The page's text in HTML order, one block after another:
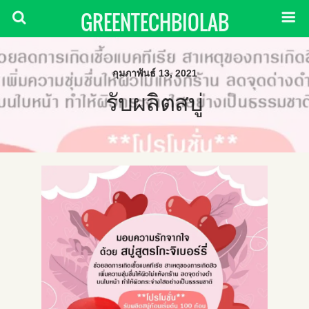
GREENTECHBIOLAB
กุมภาพันธ์ 13, 2021
รับผลิตสบู่